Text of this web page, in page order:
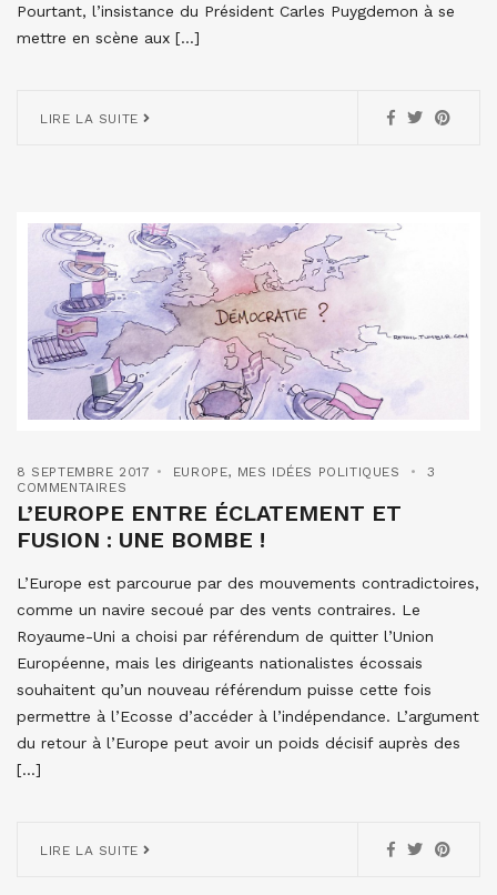
Pourtant, l’insistance du Président Carles Puygdemon à se
mettre en scène aux […]
LIRE LA SUITE
8 SEPTEMBRE 2017 EUROPE, MES IDÉES POLITIQUES
3
COMMENTAIRES
L’EUROPE ENTRE ÉCLATEMENT ET
FUSION : UNE BOMBE !
L’Europe est parcourue par des mouvements contradictoires,
comme un navire secoué par des vents contraires. Le
Royaume-Uni a choisi par référendum de quitter l’Union
Européenne, mais les dirigeants nationalistes écossais
souhaitent qu’un nouveau référendum puisse cette fois
permettre à l’Ecosse d’accéder à l’indépendance. L’argument
du retour à l’Europe peut avoir un poids décisif auprès des
[…]
LIRE LA SUITE